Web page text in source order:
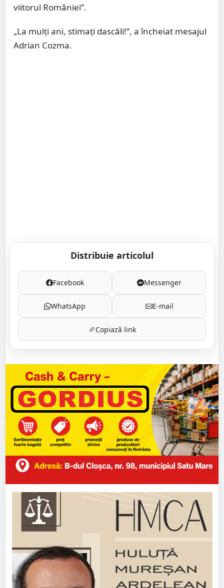
viitorul României”.
„La mulți ani, stimați dascăli!”, a încheiat mesajul
Adrian Cozma.
Distribuie articolul
Facebook Messenger
WhatsApp E-mail
Copiază link